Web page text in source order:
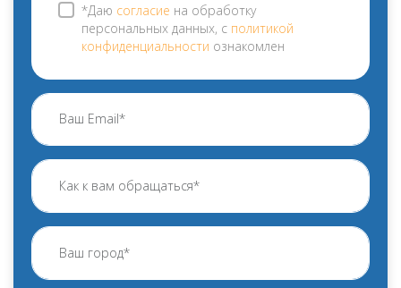
*Даю согласие на обработку
персональных данных, с политикой
конфиденциальности ознакомлен